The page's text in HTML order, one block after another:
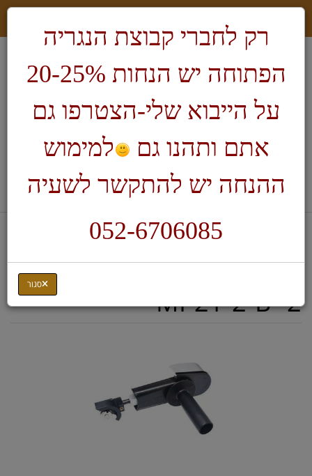
לעגלת הקניות
Manpa Tools
זרוע הארכה לדיסק כולל דיסק
2" MP21-2-B
רק לחברי קבוצת הנגריה
הפתוחה יש הנחות 20-25%
על הייבוא שלי-הצטרפו גם
אתם ותהנו גם
למימוש
ההנחה יש להתקשר לשעיה
052-6706085
סגור